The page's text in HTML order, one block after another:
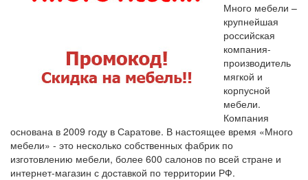
Много мебели –
крупнейшая
российская
компания-
производитель
мягкой и
корпусной
мебели.
Компания
основана в 2009 году в Саратове. В настоящее время «Много
мебели» - это несколько собственных фабрик по
изготовлению мебели, более 600 салонов по всей стране и
интернет-магазин с доставкой по территории РФ.